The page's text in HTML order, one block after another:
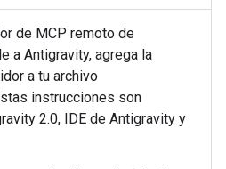
de MCP remoto de
a Antigravity, agrega la
a tu archivo
instrucciones son
2.0, IDE de Antigravity y